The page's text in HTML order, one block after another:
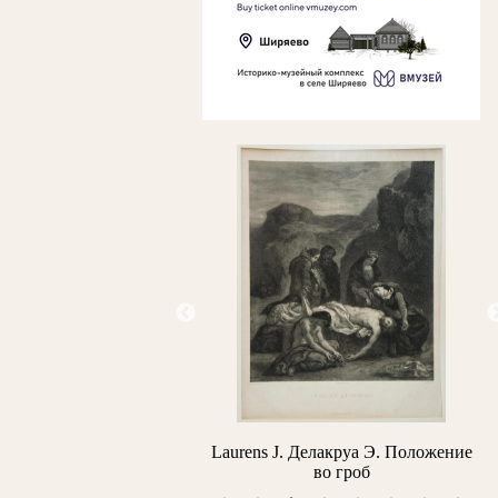
Laurens J. Делакруа Э. Положение
во гроб